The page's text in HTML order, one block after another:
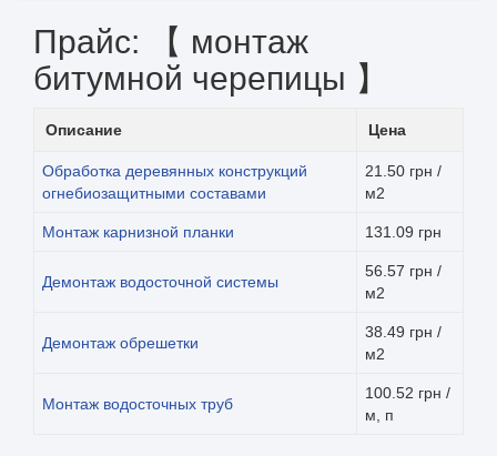
Прайс: 【 монтаж
битумной черепицы 】
Описание Цена
Обработка деревянных конструкций
огнебиозащитными составами
21.50 грн /
м2
Монтаж карнизной планки 131.09 грн
Демонтаж водосточной системы
56.57 грн /
м2
Демонтаж обрешетки
38.49 грн /
м2
Монтаж водосточных труб
100.52 грн /
м, п